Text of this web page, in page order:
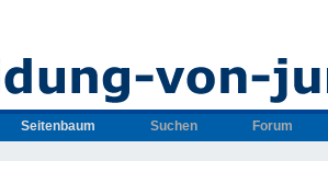
Seitenbaum Suchen Forum